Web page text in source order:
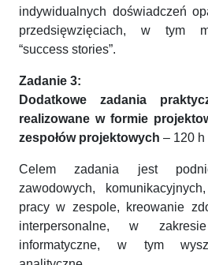
indywidualnych doświadczeń
przedsięwzięciach, w tym
“success stories”.
Zadanie 3:
Dodatkowe zadania
realizowane w formie
zespołów projektowych – 120 h
Celem zadania jest
zawodowych,
pracy w zespole, kreowanie
interpersonalne, w zakresie
informatyczne, w tym